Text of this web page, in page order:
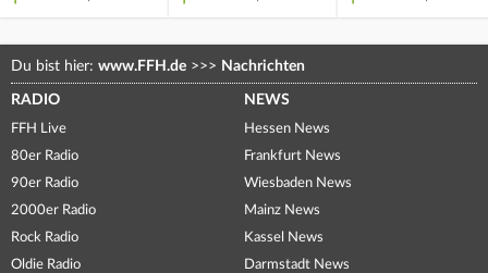
Du bist hier: www.FFH.de >>> Nachrichten
RADIO
FFH Live
80er Radio
90er Radio
2000er Radio
Rock Radio
Oldie Radio
NEWS
Hessen News
Frankfurt News
Wiesbaden News
Mainz News
Kassel News
Darmstadt News